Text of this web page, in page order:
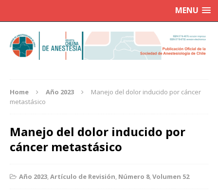
MENU
Home Año 2023
Manejo del dolor inducido por cáncer
metastásico
Manejo del dolor inducido por
cáncer metastásico
Año 2023,Artículo de Revisión, Número 8,Volumen 52